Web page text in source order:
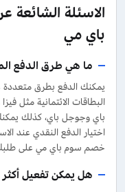
الاسئلة
باي مي
ما هي طرق الدفع
يمكنك الدفع بطرق متعددة
البطاقات الائتمانية مثل
باي وجوجل باي، كذلك
اختيار الدفع النقدي عند
خصم سوم باي مي على
هل يمكن تفعيل